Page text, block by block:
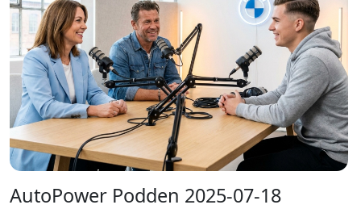
AutoPower Podden 2025-07-18